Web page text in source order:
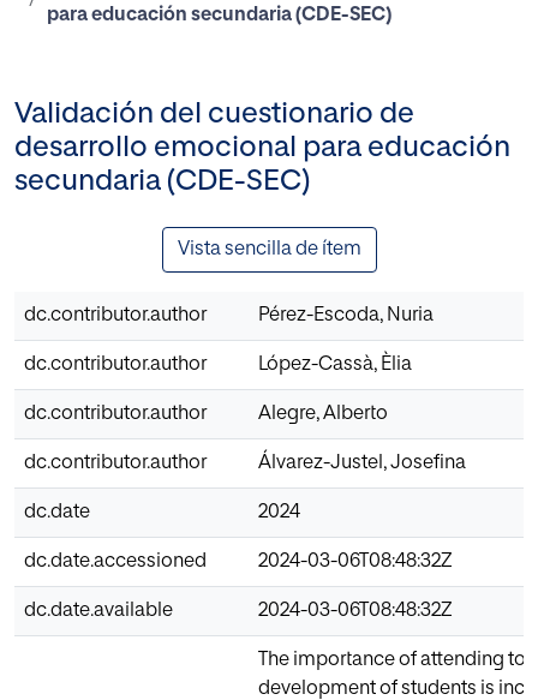
para educación secundaria (CDE-SEC)
Validación del cuestionario de
desarrollo emocional para educación
secundaria (CDE-SEC)
Vista sencilla de ítem
dc.contributor.author Pérez-Escoda, Nuria
dc.contributor.author López-Cassà, Èlia
dc.contributor.author Alegre, Alberto
dc.contributor.author Álvarez-Justel, Josefina
dc.date 2024
dc.date.accessioned 2024-03-06T08:48:32Z
dc.date.available 2024-03-06T08:48:32Z
The importance of attending to
development of students is